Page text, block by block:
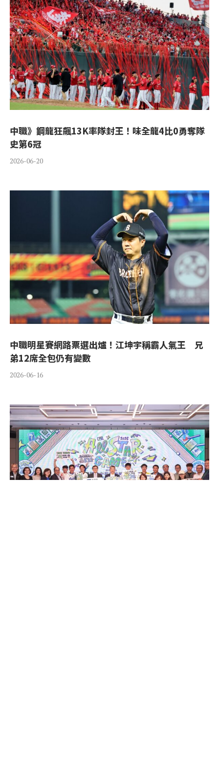
中職》鋼龍狂飆13K率隊封王！味全龍4比0勇奪隊
史第6冠
2026-06-20
中職明星賽網路票選出爐！江坤宇稱霸人氣王 兄
弟12席全包仍有變數
2026-06-16